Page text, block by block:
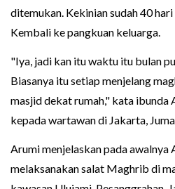
ditemukan. Kekinian sudah 40
Kembali ke pangkuan keluarga.
"Iya, jadi kan itu waktu itu bulan
Biasanya itu setiap menjelang
masjid dekat rumah," kata ibunda
kepada wartawan di Jakarta,
Arumi menjelaskan pada awalnya
melaksanakan salat Maghrib di